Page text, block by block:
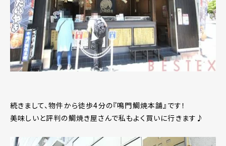
続きまして、物件から徒歩4分の『鳴門鯛焼本舗』です！
美味しいと評判の鯛焼き屋さんで私もよく買いに行きます♪